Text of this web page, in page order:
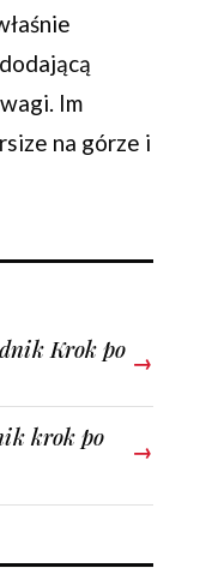
Im
na górze i
Krok po →
krok po
→